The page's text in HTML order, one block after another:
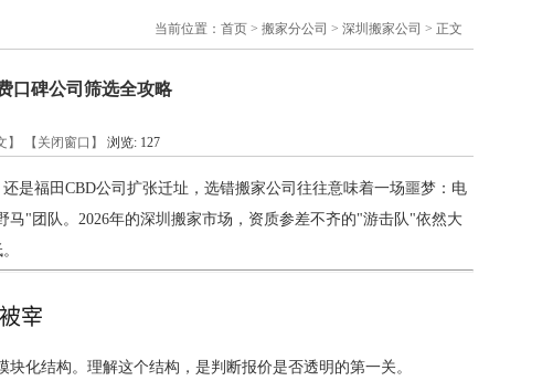
当前位置： 首页 > 搬家分公司 > 深圳搬家公司 > 正文
口碑公司筛选全攻略
【关闭窗口】 浏览: 127
是福田CBD公司扩张迁址，选错搬家公司往往意味着一场噩梦：电
"团队。2026年的深圳搬家市场，资质参差不齐的"游击队"依然大
宰
化结构。理解这个结构，是判断报价是否透明的第一关。